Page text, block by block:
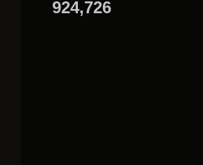
924,726